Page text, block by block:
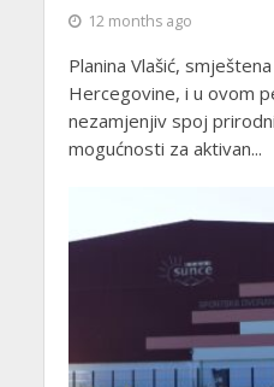
12 months ago
Planina Vlašić,
Hercegovine, i u ovom
nezamjenjiv spoj
mogućnosti za aktivan...